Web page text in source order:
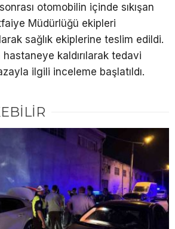
otomobilin içinde sıkışan
Müdürlüğü ekipleri
sağlık ekiplerine teslim edildi.
hastaneye kaldırılarak tedavi
ilgili inceleme başlatıldı.